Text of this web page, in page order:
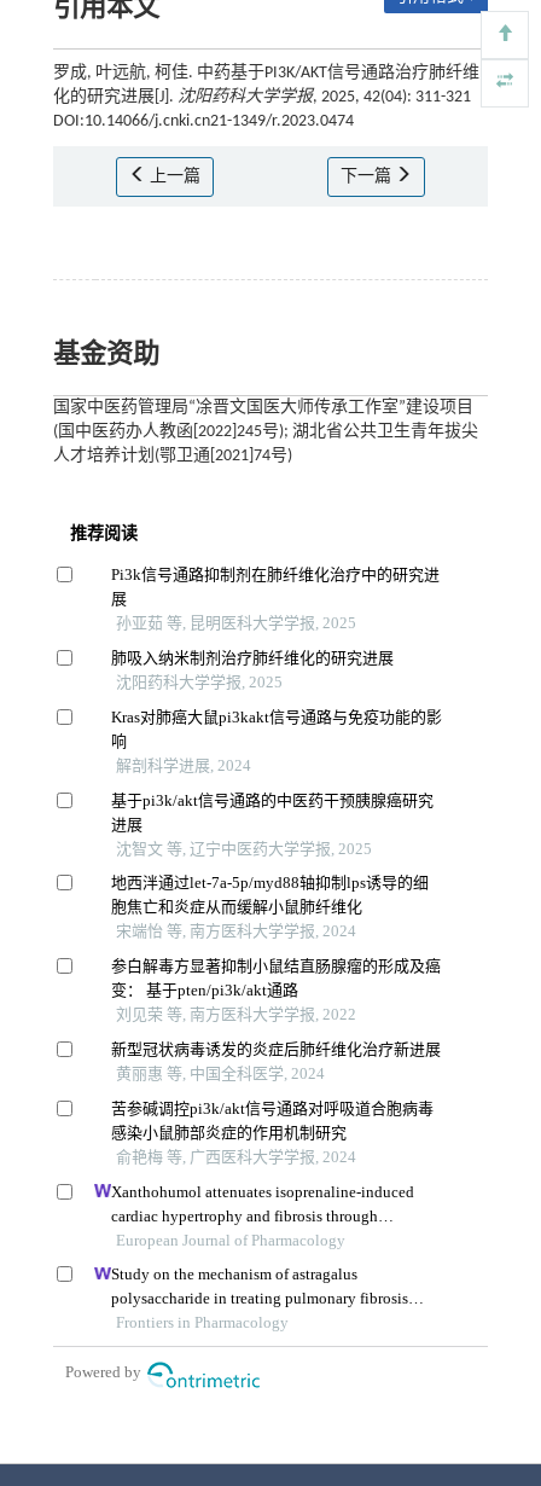
引用本文
罗成, 叶远航, 柯佳. 中药基于PI3K/AKT信号通路治疗肺纤维
化的研究进展[J]. 沈阳药科大学学报, 2025, 42(04): 311-321
DOI:10.14066/j.cnki.cn21-1349/r.2023.0474
上一篇 下一篇
基金资助
国家中医药管理局“凃晋文国医大师传承工作室”建设项目
(国中医药办人教函[2022]245号); 湖北省公共卫生青年拔尖
人才培养计划(鄂卫通[2021]74号)